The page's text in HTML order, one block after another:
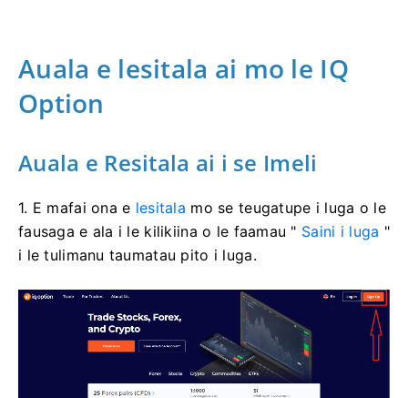
Auala e lesitala ai mo le IQ
Option
Auala e Resitala ai i se Imeli
1. E mafai ona e lesitala mo se teugatupe i luga o le
fausaga e ala i le kilikiina o le faamau " Saini i luga "
i le tulimanu taumatau pito i luga.